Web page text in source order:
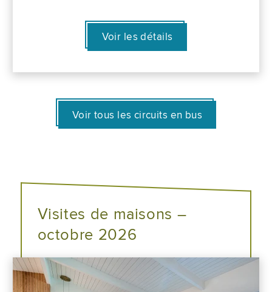
Voir les détails
Voir tous les circuits en bus
Visites de maisons –
octobre 2026